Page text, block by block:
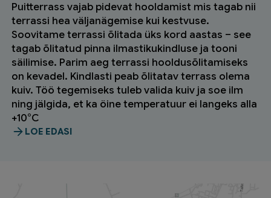
Puitterrass vajab pidevat hooldamist mis tagab nii
terrassi hea väljanägemise kui kestvuse.
Soovitame terrassi õlitada üks kord aastas – see
tagab õlitatud pinna ilmastikukindluse ja tooni
säilimise. Parim aeg terrassi hooldusõlitamiseks
on kevadel. Kindlasti peab õlitatav terrass olema
kuiv. Töö tegemiseks tuleb valida kuiv ja soe ilm
ning jälgida, et ka öine temperatuur ei langeks alla
+10°C
LOE EDASI